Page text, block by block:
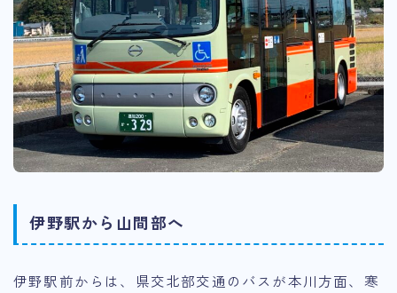
伊野駅から山間部へ
伊野駅前からは、県交北部交通のバスが本川方面、寒